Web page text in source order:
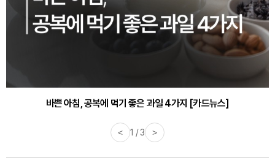
바쁜 아침, 공복에 먹기 좋은 과일 4가지 [카드뉴스]
< 1 / 3 >